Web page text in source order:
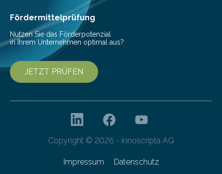
Ansatz für Smartphones und Supercomputer
gleichermaßen geeignet…
Fördermittelprüfung
Nutzen Sie das Förderpotenzial
in Ihrem Unternehmen optimal aus?
JETZT PRÜFEN
Copyright © 2026 - innoscripta AG
Impressum Datenschutz